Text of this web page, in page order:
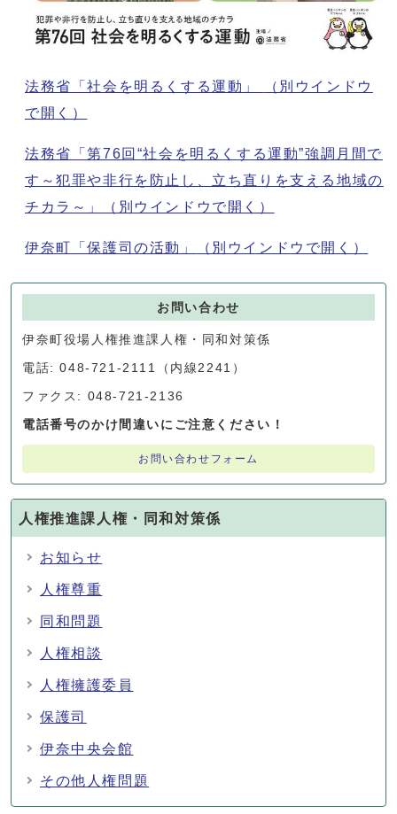
法務省「社会を明るくする運動」
（別ウインドウ
で開く）
法務省「第76回“社会を明るくする運動”強調月間で
す～犯罪や非行を防止し、立ち直りを支える地域の
チカラ～」
（別ウインドウで開く）
伊奈町「保護司の活動」 （別ウインドウで開く）
お問い合わせ
伊奈町役場人権推進課人権・同和対策係
電話: 048-721-2111（内線2241）
ファクス: 048-721-2136
電話番号のかけ間違いにご注意ください！
お問い合わせフォーム
人権推進課人権・同和対策係
お知らせ
人権尊重
同和問題
人権相談
人権擁護委員
保護司
伊奈中央会館
その他人権問題